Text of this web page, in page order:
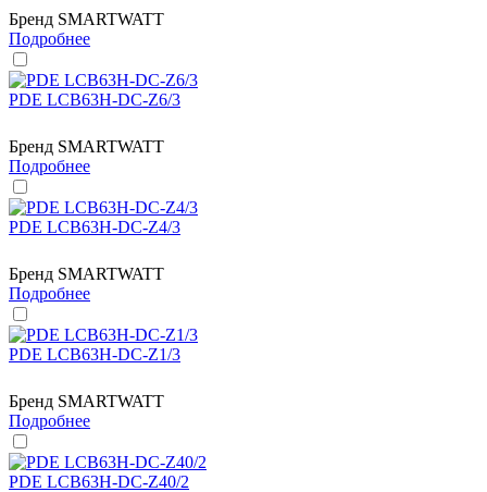
Бренд SMARTWATT
Подробнее
PDE LCB63H-DC-Z6/3
Бренд SMARTWATT
Подробнее
PDE LCB63H-DC-Z4/3
Бренд SMARTWATT
Подробнее
PDE LCB63H-DC-Z1/3
Бренд SMARTWATT
Подробнее
PDE LCB63H-DC-Z40/2